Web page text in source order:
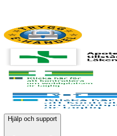
Hjälp och support